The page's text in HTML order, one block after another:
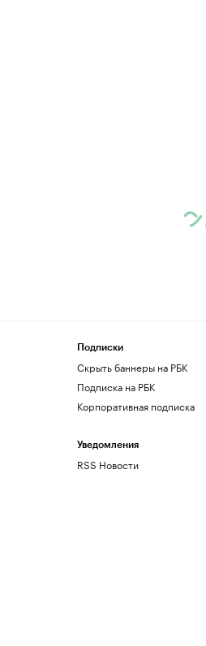
Подписки
Скрыть баннеры на РБК
Подписка на РБК
Корпоративная подписка
Уведомления
RSS Новости